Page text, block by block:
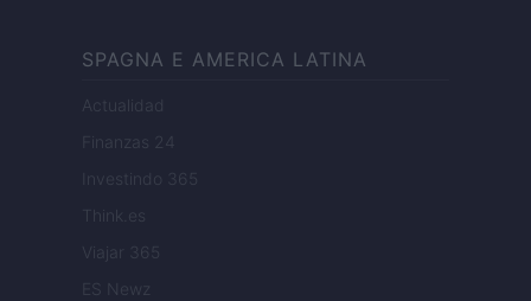
SPAGNA E AMERICA LATINA
Actualidad
Finanzas 24
Investindo 365
Think.es
Viajar 365
ES Newz